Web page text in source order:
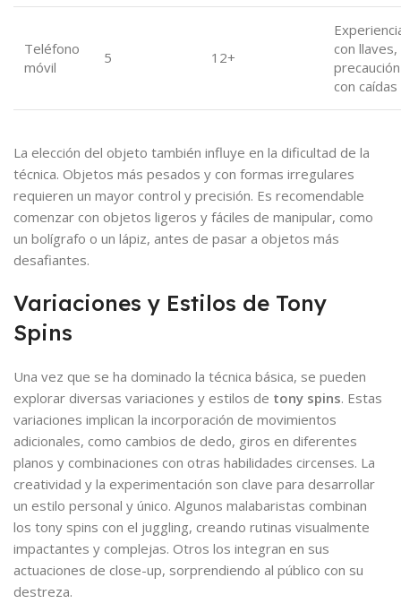
Teléfono
móvil
5 12+
con llaves,
precaución
con caídas
La elección del objeto también influye en la dificultad de la
técnica. Objetos más pesados y con formas irregulares
requieren un mayor control y precisión. Es recomendable
comenzar con objetos ligeros y fáciles de manipular, como
un bolígrafo o un lápiz, antes de pasar a objetos más
desafiantes.
Variaciones y Estilos de Tony
Spins
Una vez que se ha dominado la técnica básica, se pueden
explorar diversas variaciones y estilos de tony spins. Estas
variaciones implican la incorporación de movimientos
adicionales, como cambios de dedo, giros en diferentes
planos y combinaciones con otras habilidades circenses. La
creatividad y la experimentación son clave para desarrollar
un estilo personal y único. Algunos malabaristas combinan
los tony spins con el juggling, creando rutinas visualmente
impactantes y complejas. Otros los integran en sus
actuaciones de close-up, sorprendiendo al público con su
destreza.